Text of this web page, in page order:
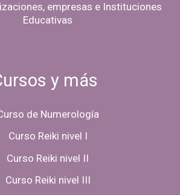
empresas e Instituciones
Educativas
y más
de Numerología
Curso Reiki nivel I
Curso Reiki nivel II
Curso Reiki nivel III